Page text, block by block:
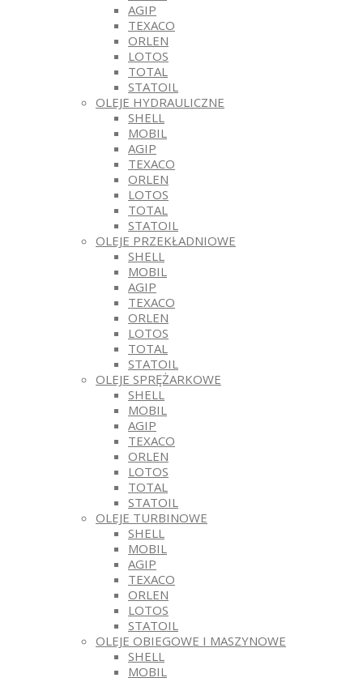
AGIP
TEXACO
ORLEN
LOTOS
TOTAL
STATOIL
OLEJE HYDRAULICZNE
SHELL
MOBIL
AGIP
TEXACO
ORLEN
LOTOS
TOTAL
STATOIL
OLEJE PRZEKŁADNIOWE
SHELL
MOBIL
AGIP
TEXACO
ORLEN
LOTOS
TOTAL
STATOIL
OLEJE SPRĘŻARKOWE
SHELL
MOBIL
AGIP
TEXACO
ORLEN
LOTOS
TOTAL
STATOIL
OLEJE TURBINOWE
SHELL
MOBIL
AGIP
TEXACO
ORLEN
LOTOS
STATOIL
OLEJE OBIEGOWE I MASZYNOWE
SHELL
MOBIL